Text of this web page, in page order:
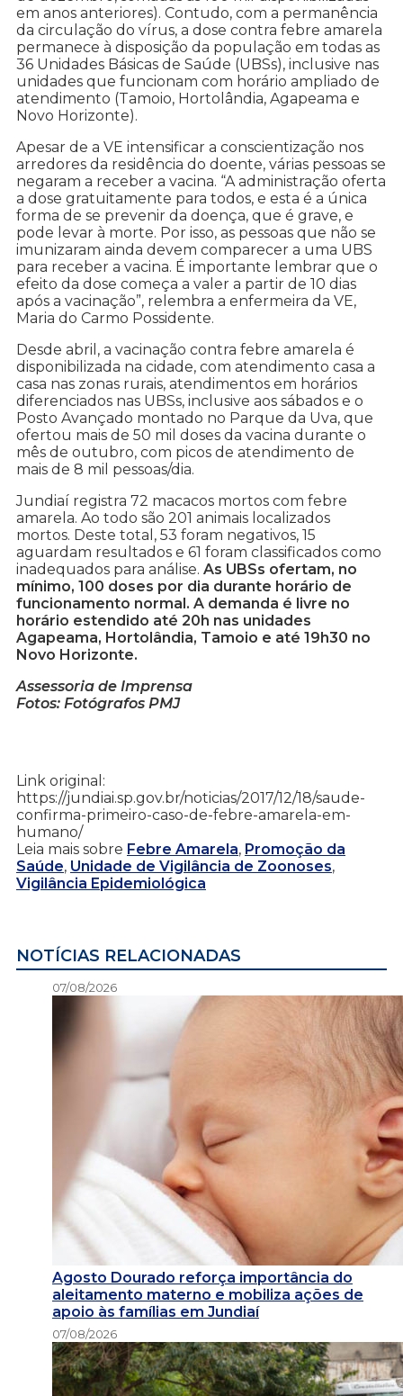
em anos anteriores). Contudo, com a permanência
da circulação do vírus, a dose contra febre amarela
permanece à disposição da população em todas as
36 Unidades Básicas de Saúde (UBSs), inclusive nas
unidades que funcionam com horário ampliado de
atendimento (Tamoio, Hortolândia, Agapeama e
Novo Horizonte).
Apesar de a VE intensificar a conscientização nos
arredores da residência do doente, várias pessoas se
negaram a receber a vacina. “A administração oferta
a dose gratuitamente para todos, e esta é a única
forma de se prevenir da doença, que é grave, e
pode levar à morte. Por isso, as pessoas que não se
imunizaram ainda devem comparecer a uma UBS
para receber a vacina. É importante lembrar que o
efeito da dose começa a valer a partir de 10 dias
após a vacinação”, relembra a enfermeira da VE,
Maria do Carmo Possidente.
Desde abril, a vacinação contra febre amarela é
disponibilizada na cidade, com atendimento casa a
casa nas zonas rurais, atendimentos em horários
diferenciados nas UBSs, inclusive aos sábados e o
Posto Avançado montado no Parque da Uva, que
ofertou mais de 50 mil doses da vacina durante o
mês de outubro, com picos de atendimento de
mais de 8 mil pessoas/dia.
Jundiaí registra 72 macacos mortos com febre
amarela. Ao todo são 201 animais localizados
mortos. Deste total, 53 foram negativos, 15
aguardam resultados e 61 foram classificados como
inadequados para análise. As UBSs ofertam, no
mínimo, 100 doses por dia durante horário de
funcionamento normal. A demanda é livre no
horário estendido até 20h nas unidades
Agapeama, Hortolândia, Tamoio e até 19h30 no
Novo Horizonte.
Assessoria de Imprensa
Fotos: Fotógrafos PMJ
Link original:
https://jundiai.sp.gov.br/noticias/2017/12/18/saude-
confirma-primeiro-caso-de-febre-amarela-em-
humano/
Leia mais sobre Febre Amarela, Promoção da
Saúde, Unidade de Vigilância de Zoonoses,
Vigilância Epidemiológica
NOTÍCIAS RELACIONADAS
07/08/2026
Agosto Dourado reforça importância do
aleitamento materno e mobiliza ações de
apoio às famílias em Jundiaí
07/08/2026